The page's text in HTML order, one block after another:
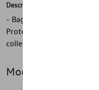
Description
- Baguette de protection
Protection du bord du
colle facilement et
Modèle(s)